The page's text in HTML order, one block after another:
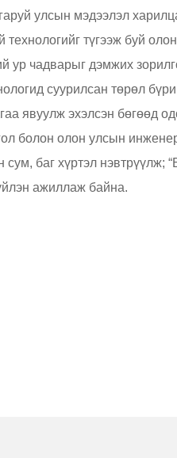
улсын мэдээлэл
түгээж буй
ур чадварыг дэмжих
суурилсан төрөл
явуулж эхэлсэн бөгөөд
болон олон улсын
баг хүртэл нэвтрүүлж;
ажиллаж байна.